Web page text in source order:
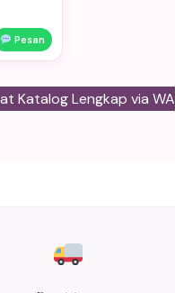
Pesan
Katalog Lengkap via WA